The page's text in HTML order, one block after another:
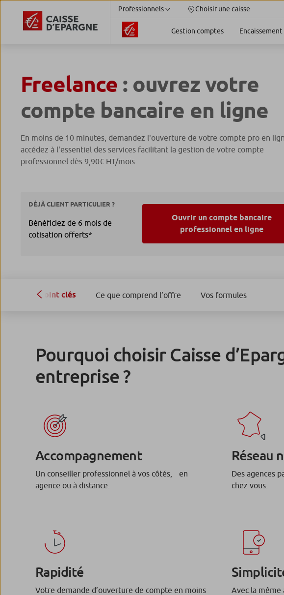
Professionnels Choisir une caisse
Gestion comptes Encaissement
Freelance : ouvrez votre
compte bancaire en ligne
En moins de 10 minutes, demandez l'ouverture de votre compte pro en
accédez à l'essentiel des services facilitant la gestion de votre compte
professionnel dès 9,90€ HT/mois.
DÉJÀ CLIENT PARTICULIER ?
Bénéficiez de 6 mois de
cotisation offerts*
Ouvrir un compte bancaire
professionnel en ligne
Point clés Ce que comprend l’offre Vos formules
Pourquoi choisir Caisse
entreprise ?
Accompagnement
Un conseiller professionnel à vos côtés, en
agence ou à distance.
Réseau
Des agences
chez vous.
Rapidité
Votre demande d’ouverture de compte en moins
Avec la même